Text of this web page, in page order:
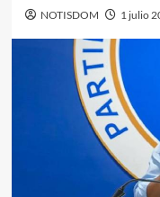
NOTISDOM 1 julio